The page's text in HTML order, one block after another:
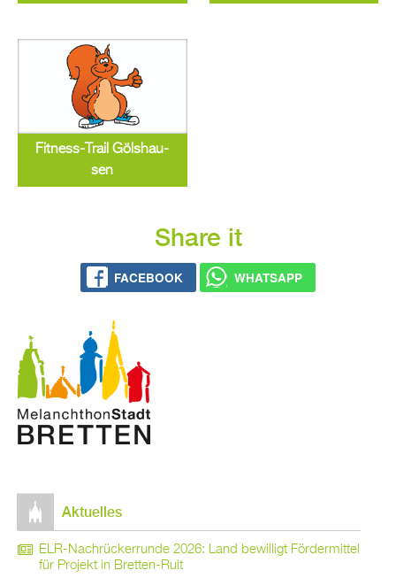
Fit­ness-Trail Göls­hau­
sen
Share it
FACE­BOOK WHATS­APP
Ak­tu­el­les
ELR-Nach­rü­ck­er­run­de 2026: Land be­wil­ligt För­der­mit­tel
für Pro­jekt in Brett­en-Ruit